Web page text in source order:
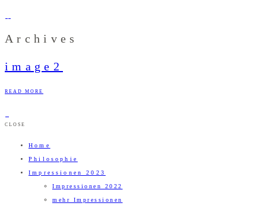
Archives
image2
READ MORE
CLOSE
Home
Philosophie
Impressionen 2023
Impressionen 2022
mehr Impressionen